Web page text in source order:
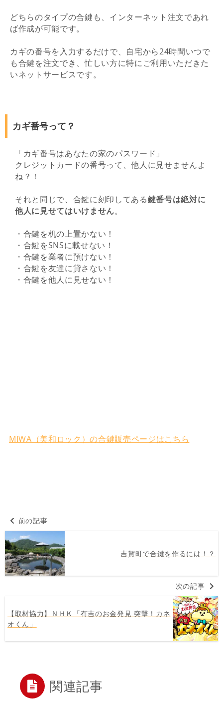
どちらのタイプの合鍵も、インターネット注文であれ
ば作成が可能です。
カギの番号を入力するだけで、自宅から24時間いつで
も合鍵を注文でき、忙しい方に特にご利用いただきた
いネットサービスです。
カギ番号って？
「カギ番号はあなたの家のパスワード」
クレジットカードの番号って、他人に見せませんよ
ね？！
それと同じで、合鍵に刻印してある鍵番号は絶対に
他人に見せてはいけません。
・合鍵を机の上置かない！
・合鍵をSNSに載せない！
・合鍵を業者に預けない！
・合鍵を友達に貸さない！
・合鍵を他人に見せない！
MIWA（美和ロック）の合鍵販売ページはこちら
前の記事
吉賀町で合鍵を作るには！？
次の記事
【取材協力】ＮＨＫ「有吉のお金発見 突撃！カネ
オくん」
関連記事